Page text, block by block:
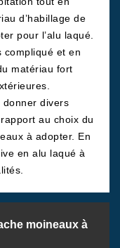
d’habillage de
pour l’alu laqué.
compliqué et en
matériau fort
donner divers
au choix du
à adopter. En
en alu laqué à
moineaux à